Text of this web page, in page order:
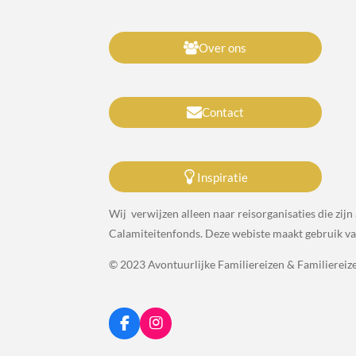
Over ons
Contact
Inspiratie
Wij verwijzen alleen naar reisorganisaties die zijn
Calamiteitenfonds. Deze webiste maakt gebruik
© 2023 Avontuurlijke Familiereizen &
F
a
I
n